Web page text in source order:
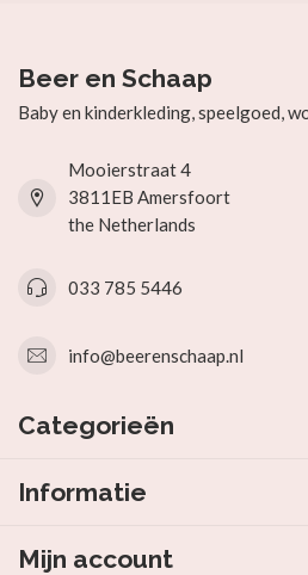
Beer en Schaap
Baby en kinderkleding, speelgoed,
Mooierstraat 4
3811EB Amersfoort
the Netherlands
033 785 5446
info@beerenschaap.nl
Categorieën
Informatie
Mijn account